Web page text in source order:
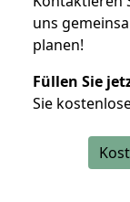
uns
planen!
Füllen Sie
Sie